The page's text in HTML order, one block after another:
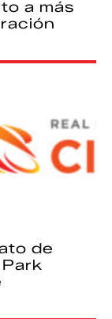
a más
de